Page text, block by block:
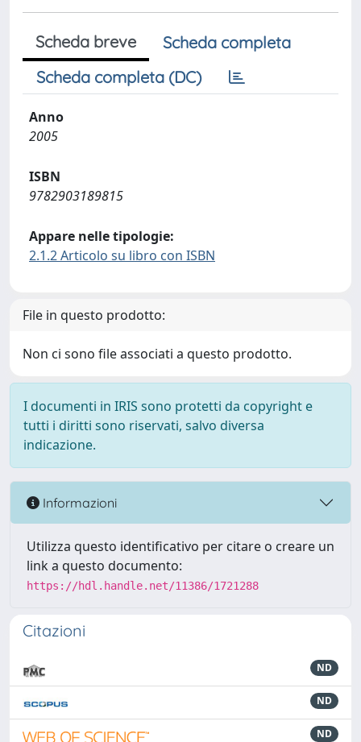
Scheda breve
Scheda completa
Scheda completa (DC)
Anno
2005
ISBN
9782903189815
Appare nelle tipologie:
2.1.2 Articolo su libro con ISBN
File in questo prodotto:
Non ci sono file associati a questo prodotto.
I documenti in IRIS sono protetti da copyright e
tutti i diritti sono riservati, salvo diversa
indicazione.
Informazioni
Utilizza questo identificativo per citare o creare un
link a questo documento:
https://hdl.handle.net/11386/1721288
Citazioni
ND
ND
ND